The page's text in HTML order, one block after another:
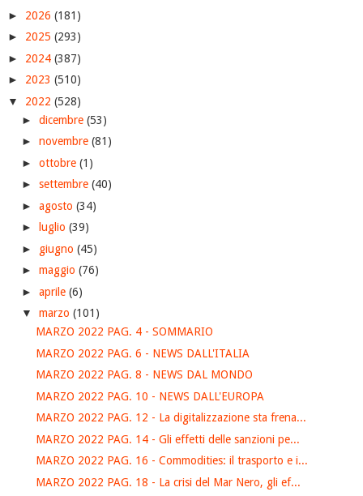
► 2026 (181)
► 2025 (293)
► 2024 (387)
► 2023 (510)
▼ 2022 (528)
► dicembre (53)
► novembre (81)
► ottobre (1)
► settembre (40)
► agosto (34)
►
luglio (39)
► giugno (45)
► maggio (76)
► aprile (6)
▼ marzo (101)
MARZO 2022 PAG. 4 - SOMMARIO
MARZO 2022 PAG. 6 - NEWS DALL'ITALIA
MARZO 2022 PAG. 8 - NEWS DAL MONDO
MARZO 2022 PAG. 10 - NEWS DALL'EUROPA
MARZO 2022 PAG. 12 - La digitalizzazione sta frena...
MARZO 2022 PAG. 14 - Gli effetti delle sanzioni pe...
MARZO 2022 PAG. 16 - Commodities: il trasporto e i...
MARZO 2022 PAG. 18 - La crisi del Mar Nero, gli ef...